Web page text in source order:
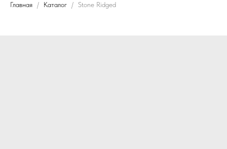
Главная Каталог Stone Ridged